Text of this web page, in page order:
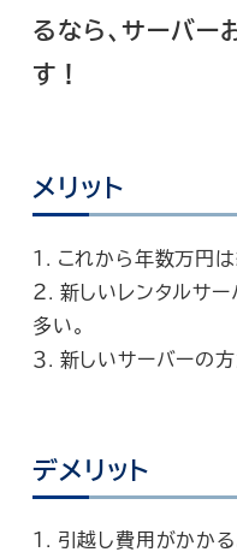
るなら、サーバー
す！
メリット
１. これから年数万円
２. 新しいレンタルサ
多い。
３. 新しいサーバーの
デメリット
１. 引越し費用がかか